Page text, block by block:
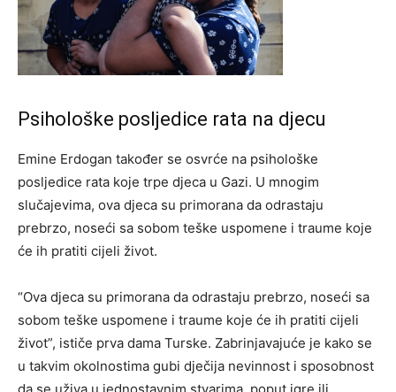
Psihološke posljedice rata na djecu
Emine Erdogan također se osvrće na psihološke
posljedice rata koje trpe djeca u Gazi. U mnogim
slučajevima, ova djeca su primorana da odrastaju
prebrzo, noseći sa sobom teške uspomene i traume koje
će ih pratiti cijeli život.
“Ova djeca su primorana da odrastaju prebrzo, noseći sa
sobom teške uspomene i traume koje će ih pratiti cijeli
život”, ističe prva dama Turske. Zabrinjavajuće je kako se
u takvim okolnostima gubi dječija nevinnost i sposobnost